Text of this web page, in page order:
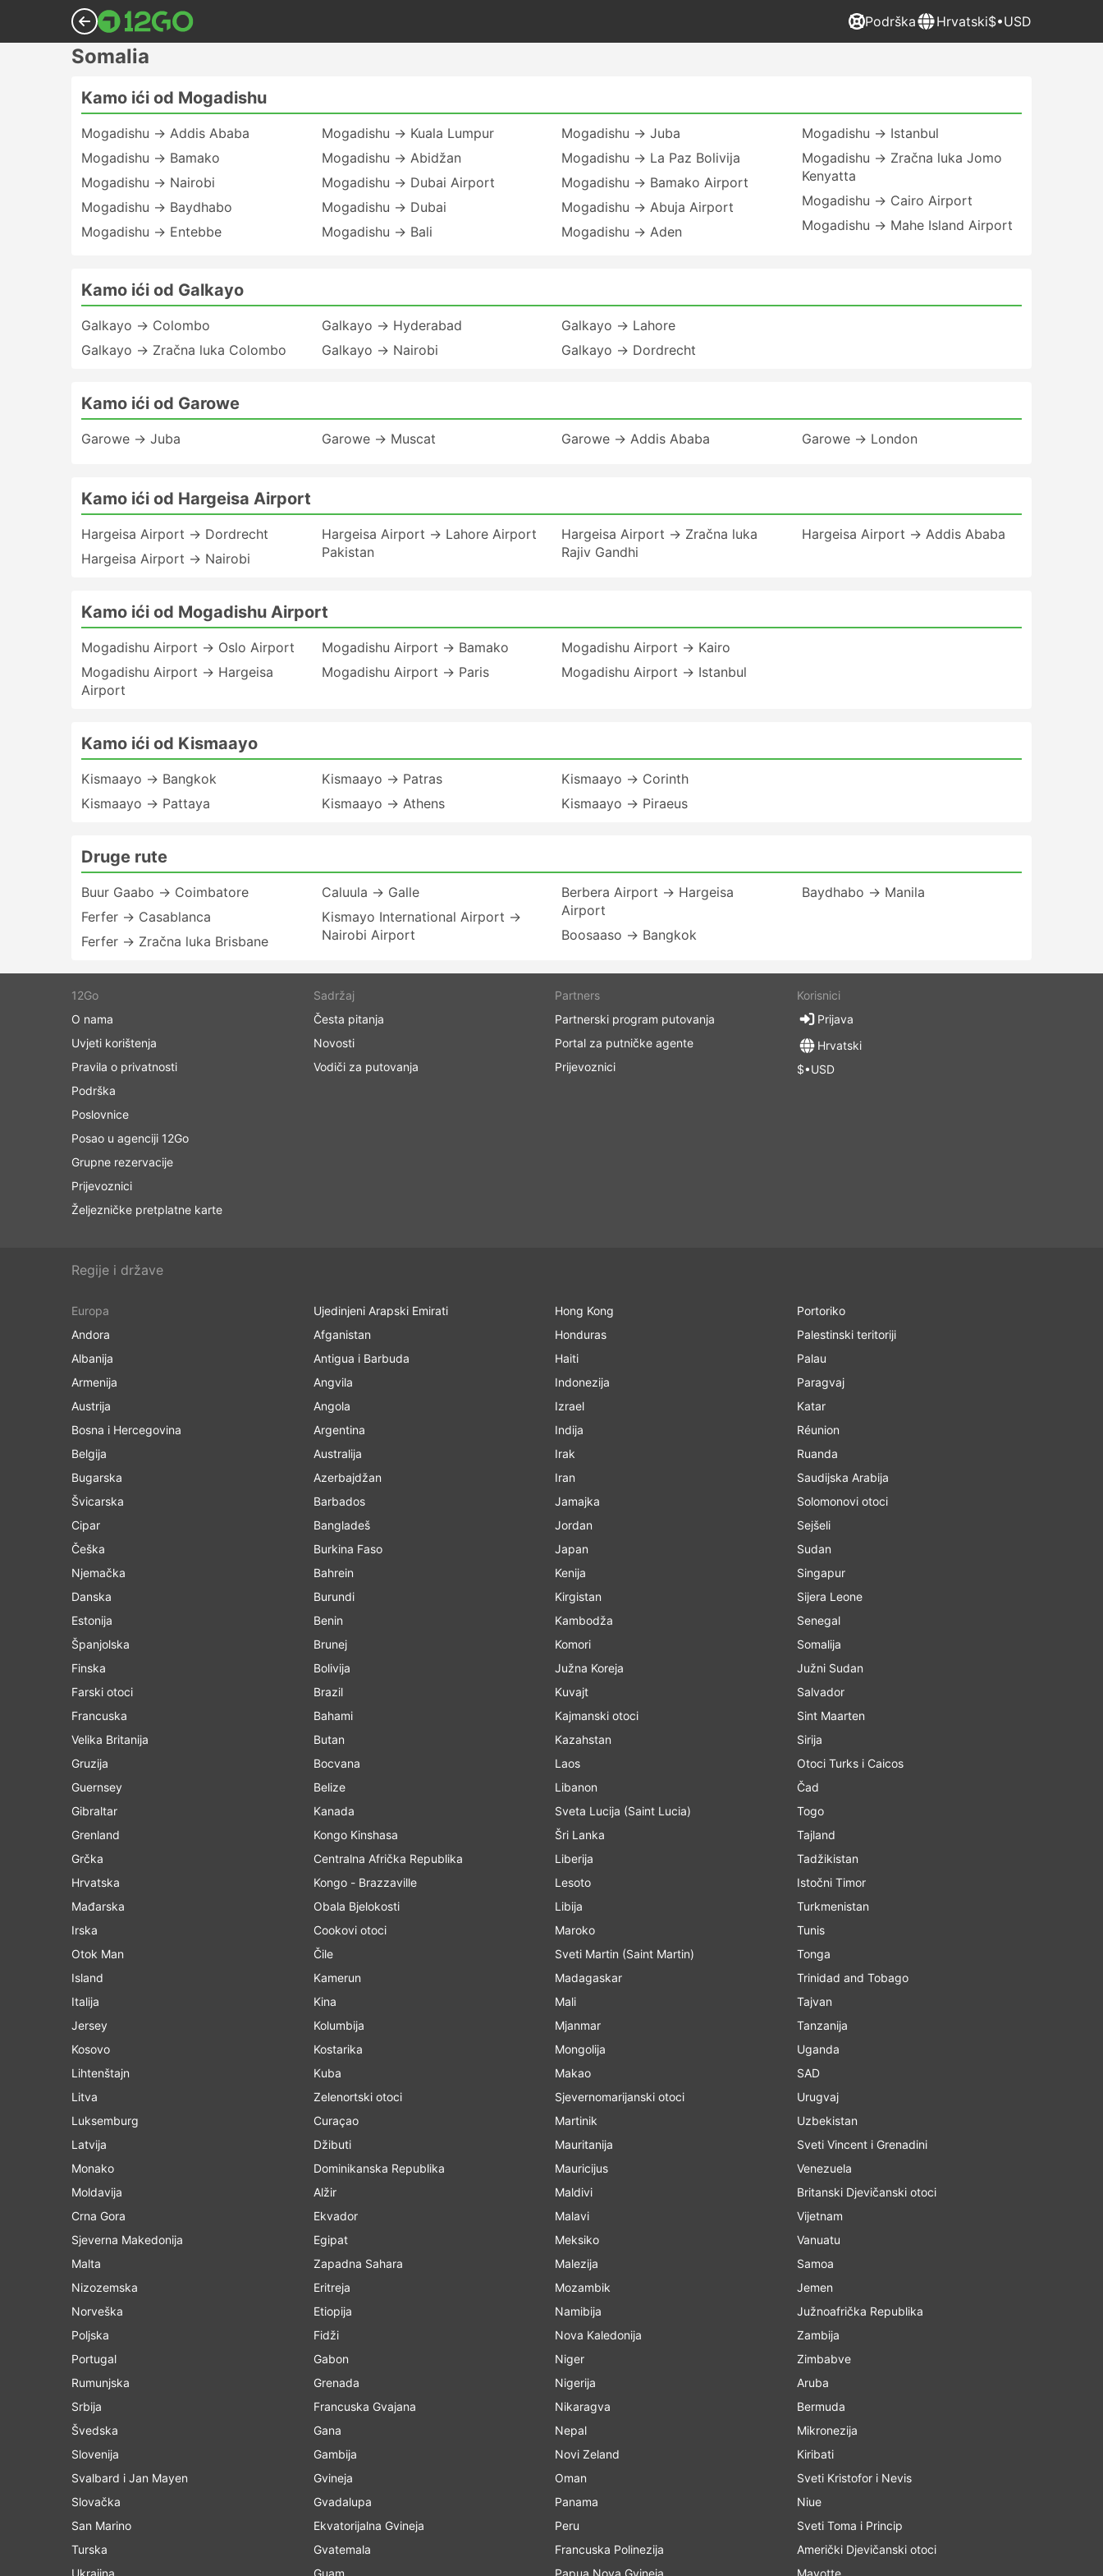
Podrška Hrvatski$•USD
Somalia
Kamo ići od Mogadishu
Mogadishu → Addis Ababa
Mogadishu → Bamako
Mogadishu → Nairobi
Mogadishu → Baydhabo
Mogadishu → Entebbe
Mogadishu → Kuala Lumpur
Mogadishu → Abidžan
Mogadishu → Dubai Airport
Mogadishu → Dubai
Mogadishu → Bali
Mogadishu → Juba
Mogadishu → La Paz Bolivija
Mogadishu → Bamako Airport
Mogadishu → Abuja Airport
Mogadishu → Aden
Mogadishu → Istanbul
Mogadishu → Zračna luka Jomo
Kenyatta
Mogadishu → Cairo Airport
Mogadishu → Mahe Island Airport
Kamo ići od Galkayo
Galkayo → Colombo
Galkayo → Zračna luka Colombo
Galkayo → Hyderabad
Galkayo → Nairobi
Galkayo → Lahore
Galkayo → Dordrecht
Kamo ići od Garowe
Garowe → Juba Garowe → Muscat Garowe → Addis Ababa Garowe → London
Kamo ići od Hargeisa Airport
Hargeisa Airport → Dordrecht
Hargeisa Airport → Nairobi
Hargeisa Airport → Lahore Airport
Pakistan
Hargeisa Airport → Zračna luka
Rajiv Gandhi
Hargeisa Airport → Addis Ababa
Kamo ići od Mogadishu Airport
Mogadishu Airport → Oslo Airport
Mogadishu Airport → Hargeisa
Airport
Mogadishu Airport → Bamako
Mogadishu Airport → Paris
Mogadishu Airport → Kairo
Mogadishu Airport → Istanbul
Kamo ići od Kismaayo
Kismaayo → Bangkok
Kismaayo → Pattaya
Kismaayo → Patras
Kismaayo → Athens
Kismaayo → Corinth
Kismaayo → Piraeus
Druge rute
Buur Gaabo → Coimbatore
Ferfer → Casablanca
Ferfer → Zračna luka Brisbane
Caluula → Galle
Kismayo International Airport →
Nairobi Airport
Berbera Airport → Hargeisa
Airport
Boosaaso → Bangkok
Baydhabo → Manila
12Go
O nama
Uvjeti korištenja
Pravila o privatnosti
Podrška
Poslovnice
Posao u agenciji 12Go
Grupne rezervacije
Prijevoznici
Željezničke pretplatne karte
Sadržaj
Česta pitanja
Novosti
Vodiči za putovanja
Partners
Partnerski program putovanja
Portal za putničke agente
Prijevoznici
Korisnici
Prijava
Hrvatski
$•USD
Regije i države
Europa
Andora
Albanija
Armenija
Austrija
Bosna i Hercegovina
Belgija
Bugarska
Švicarska
Cipar
Češka
Njemačka
Danska
Estonija
Španjolska
Finska
Farski otoci
Francuska
Velika Britanija
Gruzija
Guernsey
Gibraltar
Grenland
Grčka
Hrvatska
Mađarska
Irska
Otok Man
Island
Italija
Jersey
Kosovo
Lihtenštajn
Litva
Luksemburg
Latvija
Monako
Moldavija
Crna Gora
Sjeverna Makedonija
Malta
Nizozemska
Norveška
Poljska
Portugal
Rumunjska
Srbija
Švedska
Slovenija
Svalbard i Jan Mayen
Slovačka
San Marino
Turska
Ukrajina
Ujedinjeni Arapski Emirati
Afganistan
Antigua i Barbuda
Angvila
Angola
Argentina
Australija
Azerbajdžan
Barbados
Bangladeš
Burkina Faso
Bahrein
Burundi
Benin
Brunej
Bolivija
Brazil
Bahami
Butan
Bocvana
Belize
Kanada
Kongo Kinshasa
Centralna Afrička Republika
Kongo - Brazzaville
Obala Bjelokosti
Cookovi otoci
Čile
Kamerun
Kina
Kolumbija
Kostarika
Kuba
Zelenortski otoci
Curaçao
Džibuti
Dominikanska Republika
Alžir
Ekvador
Egipat
Zapadna Sahara
Eritreja
Etiopija
Fidži
Gabon
Grenada
Francuska Gvajana
Gana
Gambija
Gvineja
Gvadalupa
Ekvatorijalna Gvineja
Gvatemala
Guam
Hong Kong
Honduras
Haiti
Indonezija
Izrael
Indija
Irak
Iran
Jamajka
Jordan
Japan
Kenija
Kirgistan
Kambodža
Komori
Južna Koreja
Kuvajt
Kajmanski otoci
Kazahstan
Laos
Libanon
Sveta Lucija (Saint Lucia)
Šri Lanka
Liberija
Lesoto
Libija
Maroko
Sveti Martin (Saint Martin)
Madagaskar
Mali
Mjanmar
Mongolija
Makao
Sjevernomarijanski otoci
Martinik
Mauritanija
Mauricijus
Maldivi
Malavi
Meksiko
Malezija
Mozambik
Namibija
Nova Kaledonija
Niger
Nigerija
Nikaragva
Nepal
Novi Zeland
Oman
Panama
Peru
Francuska Polinezija
Papua Nova Gvineja
Portoriko
Palestinski teritoriji
Palau
Paragvaj
Katar
Réunion
Ruanda
Saudijska Arabija
Solomonovi otoci
Sejšeli
Sudan
Singapur
Sijera Leone
Senegal
Somalija
Južni Sudan
Salvador
Sint Maarten
Sirija
Otoci Turks i Caicos
Čad
Togo
Tajland
Tadžikistan
Istočni Timor
Turkmenistan
Tunis
Tonga
Trinidad and Tobago
Tajvan
Tanzanija
Uganda
SAD
Urugvaj
Uzbekistan
Sveti Vincent i Grenadini
Venezuela
Britanski Djevičanski otoci
Vijetnam
Vanuatu
Samoa
Jemen
Južnoafrička Republika
Zambija
Zimbabve
Aruba
Bermuda
Mikronezija
Kiribati
Sveti Kristofor i Nevis
Niue
Sveti Toma i Princip
Američki Djevičanski otoci
Mayotte